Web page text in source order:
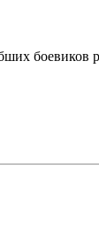
боевиков